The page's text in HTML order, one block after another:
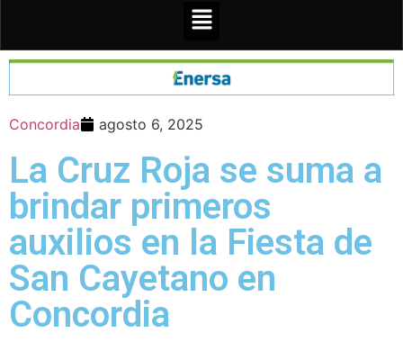
Concordia agosto 6, 2025
La Cruz Roja se suma a
brindar primeros
auxilios en la Fiesta de
San Cayetano en
Concordia